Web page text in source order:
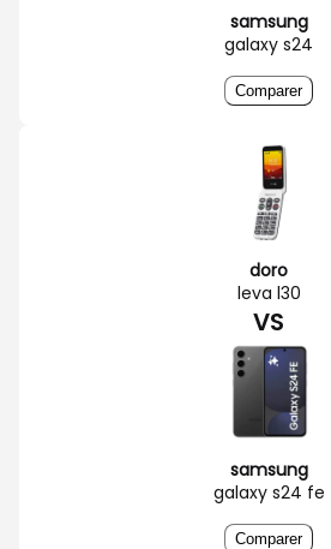
samsung
galaxy s24
Comparer
doro
leva l30
VS
samsung
galaxy s24 fe
Comparer